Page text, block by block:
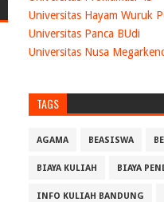
Universitas Hayam Wuruk
Universitas Panca BUdi
Universitas Nusa
TAGS
AGAMA BEASISWA
BIAYA KULIAH BIAYA
INFO KULIAH BANDUNG